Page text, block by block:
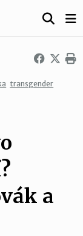
transgender
a